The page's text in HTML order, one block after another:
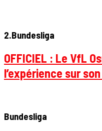
2.Bundesliga
OFFICIEL : Le VfL
l’expérience sur
Bundesliga